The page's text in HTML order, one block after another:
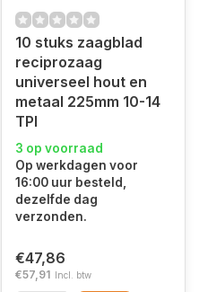
10 stuks zaagblad
reciprozaag
universeel hout en
metaal 225mm 10-14
TPI
3 op voorraad
Op werkdagen voor
16:00 uur besteld,
dezelfde dag
verzonden.
€47,86
€57,91 Incl. btw